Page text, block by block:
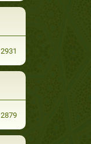
2931
2879